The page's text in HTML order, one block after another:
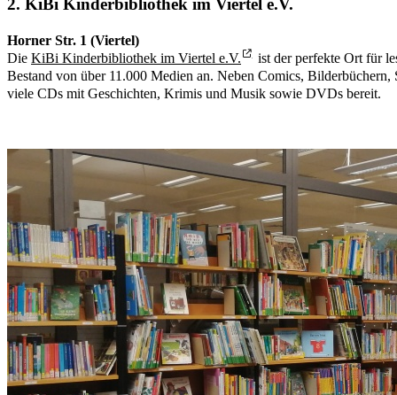
2. KiBi Kinderbibliothek im Viertel e.V.
Horner Str. 1 (Viertel)
Die KiBi Kinderbibliothek im Viertel e.V.
ist der perfekte Ort für
Bestand von über 11.000 Medien an. Neben Comics,
viele CDs mit Geschichten, Krimis und Musik sowie DVDs bereit.